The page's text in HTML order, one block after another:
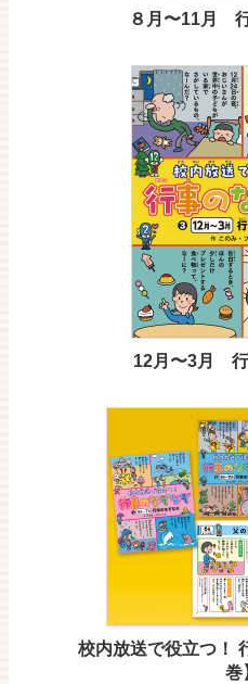
８月〜11月
12月〜3月
校内放送で役立つ！
巻